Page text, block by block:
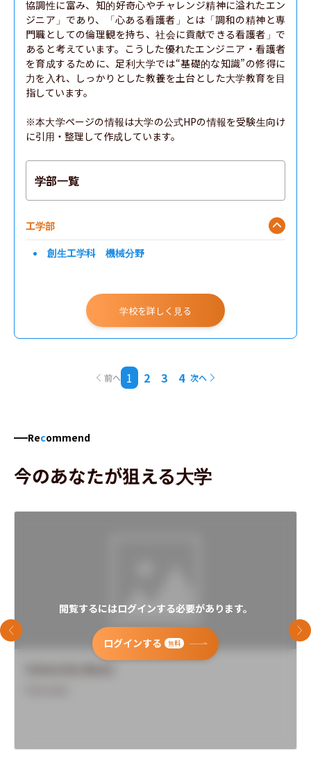
協調性に富み、知的好奇心やチャレンジ精神に溢れたエン
ジニア」であり、「心ある看護者」とは「調和の精神と専
門職としての倫理観を持ち、社会に貢献できる看護者」で
あると考えています。こうした優れたエンジニア・看護者
を育成するために、足利大学では“基礎的な知識”の修得に
力を入れ、しっかりとした教養を土台とした大学教育を目
指しています。
※本大学ページの情報は大学の公式HPの情報を受験生向け
に引用・整理して作成しています。
学部一覧
工学部
創生工学科 機械分野
学校を詳しく見る
前へ 1 2 3 4 次へ
Recommend
今のあなたが狙える大学
閲覧するにはログインする必要があります。
ログインする 無料
前のスライド 次